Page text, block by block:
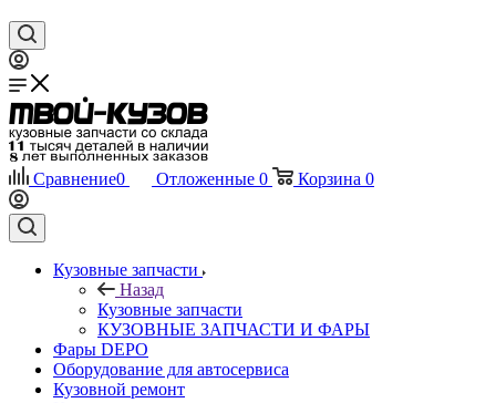
Сравнение0 Отложенные 0 Корзина 0
Кузовные запчасти
Назад
Кузовные запчасти
КУЗОВНЫЕ ЗАПЧАСТИ И ФАРЫ
Фары DEPO
Оборудование для автосервиса
Кузовной ремонт